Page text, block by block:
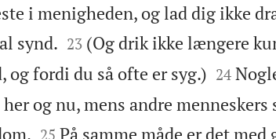
i menigheden, og lad dig ikke
synd.
23 (Og drik ikke længere
fordi du så ofte er syg.)
24
og nu, mens andre menneskers

25 På samme måde er det med